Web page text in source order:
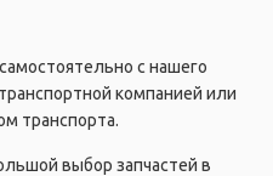
с нашего
компанией или
транспорта.
выбор запчастей в